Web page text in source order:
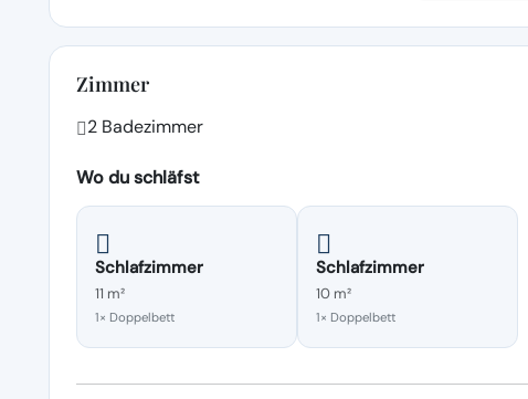
Zimmer
2 Badezimmer
Wo du schläfst
Schlafzimmer
11 m²
1× Doppelbett
Schlafzimmer
10 m²
1× Doppelbett